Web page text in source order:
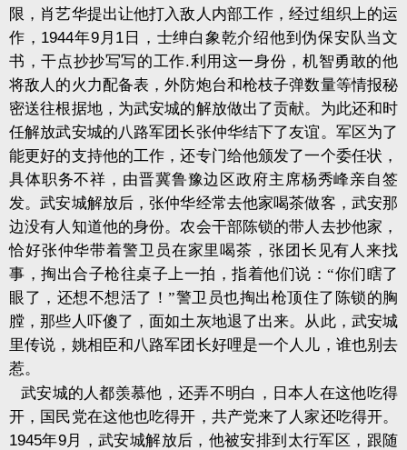
限，肖艺华提出让他打入敌人内部工作，经过组织上的运
作， 1944年9月 1 日，士绅白象乾介绍他到伪保安队当文
书，干点抄抄写写的工作.利用这一身份，机智勇敢的他
将敌人的火力配备表，外防炮台和枪枝子弹数量等情报秘
密送往根据地，为武安城的解放做出了贡献。为此还和时
任解放武安城的八路军团长张仲华结下了友谊。军区为了
能更好的支持他的工作，还专门给他颁发了一个委任状，
具体职务不祥，由晋冀鲁豫边区政府主席杨秀峰亲自签
发。武安城解放后，张仲华经常去他家喝茶做客，武安那
边没有人知道他的身份。农会干部陈锁的带人去抄他家，
恰好张仲华带着警卫员在家里喝茶，张团长见有人来找
事，掏出合子枪往桌子上一拍，指着他们说：“你们瞎了
眼了，还想不想活了！”警卫员也掏出枪顶住了陈锁的胸
膛，那些人吓傻了，面如土灰地退了出来。从此，武安城
里传说，姚相臣和八路军团长好哩是一个人儿，谁也别去
惹。
武安城的人都羡慕他，还弄不明白，日本人在这他吃得
开，国民党在这他也吃得开，共产党来了人家还吃得开。
1945年9月，武安城解放后，他被安排到太行军区，跟随